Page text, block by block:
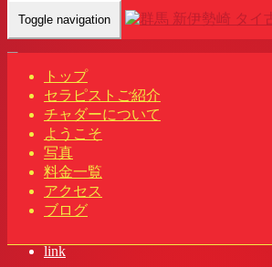
Toggle navigation
トップ
セラピストご紹介
チャダーについて
ようこそ
写真
料金一覧
アクセス
ブログ
Home- ベヘ…
最近の投稿
チャダー タイ古式マッサージ&ス
link